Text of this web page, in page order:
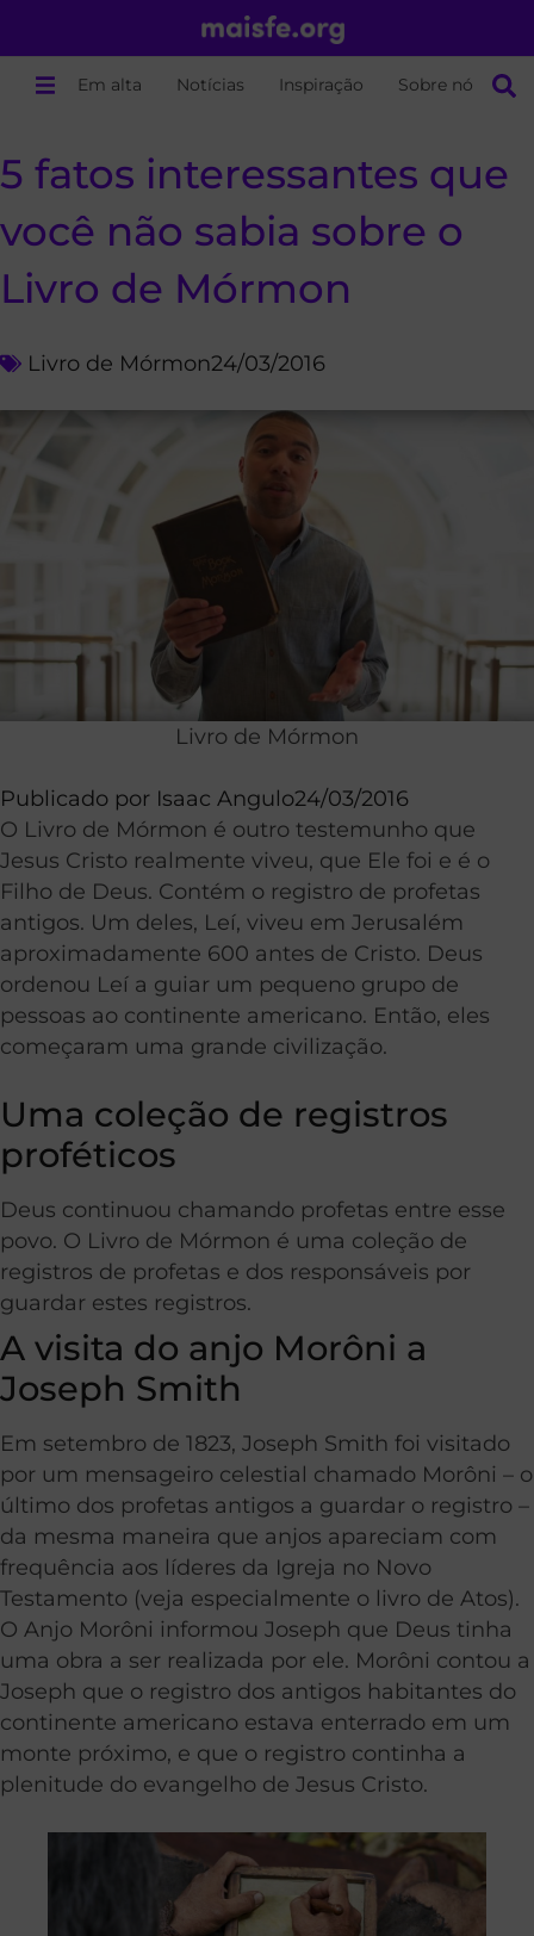
Em alta Notícias Inspiração Sobre nós
5 fatos interessantes que
você não sabia sobre o
Livro de Mórmon
Livro de Mórmon24/03/2016
Livro de Mórmon
Publicado por Isaac Angulo24/03/2016
O Livro de Mórmon é outro testemunho que
Jesus Cristo realmente viveu, que Ele foi e é o
Filho de Deus. Contém o registro de profetas
antigos. Um deles, Leí, viveu em Jerusalém
aproximadamente 600 antes de Cristo. Deus
ordenou Leí a guiar um pequeno grupo de
pessoas ao continente americano. Então, eles
começaram uma grande civilização.
Uma coleção de registros
proféticos
Deus continuou chamando profetas entre esse
povo. O Livro de Mórmon é uma coleção de
registros de profetas e dos responsáveis por
guardar estes registros.
A visita do anjo Morôni a
Joseph Smith
Em setembro de 1823, Joseph Smith foi visitado
por um mensageiro celestial chamado Morôni – o
último dos profetas antigos a guardar o registro –
da mesma maneira que anjos apareciam com
frequência aos líderes da Igreja no Novo
Testamento (veja especialmente o livro de Atos).
O Anjo Morôni informou Joseph que Deus tinha
uma obra a ser realizada por ele. Morôni contou a
Joseph que o registro dos antigos habitantes do
continente americano estava enterrado em um
monte próximo, e que o registro continha a
plenitude do evangelho de Jesus Cristo.